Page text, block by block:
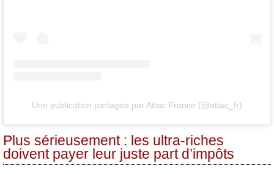
Une publication partagée par Attac France (@attac_fr)
Plus sérieusement : les ultra-riches
doivent payer leur juste part d’impôts